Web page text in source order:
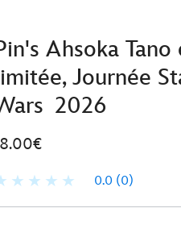
Ahsoka
Journée
2026
0.0 (0)